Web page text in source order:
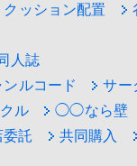
クッション配置
人誌
ンルコード
サー
ル
◯◯なら壁
委託
共同購入